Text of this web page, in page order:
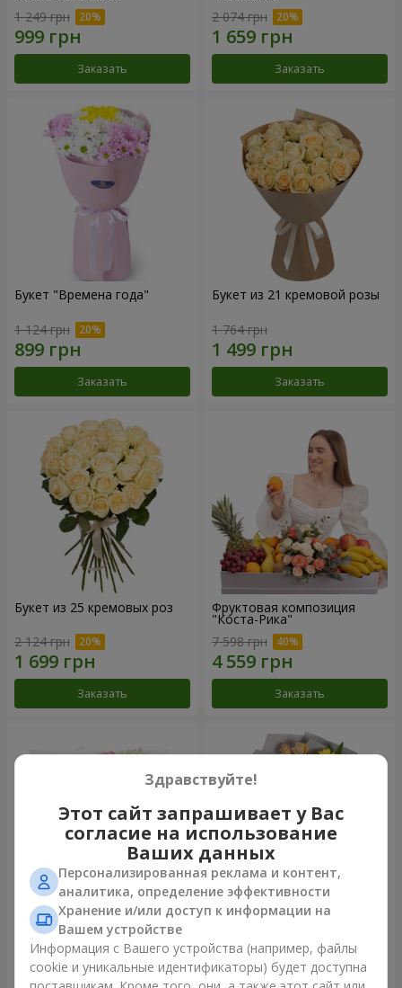
1 249 грн
Заказать
2 074 грн
Заказать
Букет "Времена года"
1 124 грн
Заказать
Букет из 21 кремовой розы
1 764 грн
Заказать
Букет из 25 кремовых роз
2 124 грн
Заказать
Фруктовая композиция
"Коста-Рика"
7 598 грн
Заказать
Букет "Крещатик"
3 799 грн
Букет "Мы и лето"
1 510 грн
Здравствуйте!
Этот сайт запрашивает у Вас
согласие на использование
Ваших данных
Персонализированная реклама и контент,
аналитика, определение эффективности
Хранение и/или доступ к информации на
Вашем устройстве
Информация с Вашего устройства (например, файлы
cookie и уникальные идентификаторы) будет доступна